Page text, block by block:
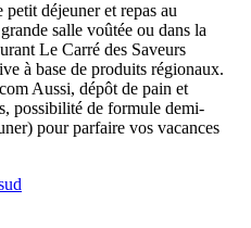
déjeuner et repas au
salle voûtée ou dans la
Le Carré des Saveurs
à base de produits régionaux.
Aussi, dépôt de pain et
possibilité de formule demi-
pour parfaire vos vacances